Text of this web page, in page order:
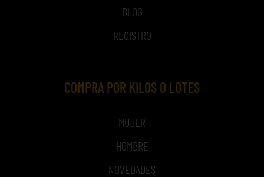
BLOG
REGISTRO
COMPRA POR KILOS O LOTES
MUJER
HOMBRE
NOVEDADES